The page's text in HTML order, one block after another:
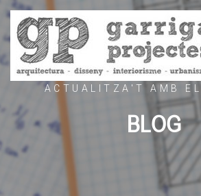
ACTUALITZA'T AMB EL
BLOG